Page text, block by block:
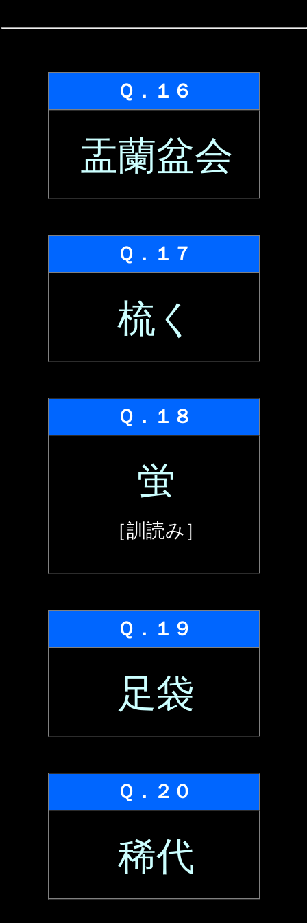
Ｑ．１６
盂蘭盆会
Ｑ．１７
梳く
Ｑ．１８
蛍
［訓読み］
Ｑ．１９
足袋
Ｑ．２０
稀代